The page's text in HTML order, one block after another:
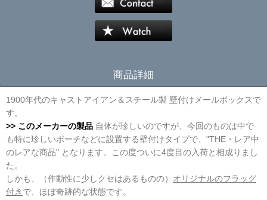
商品詳細
1900年代のキャストアイアン＆スチール製 壁付けメールボックスで
す。
>> このメーカーの製品 自体が珍しいのですが、今回のものは中で
も特に珍しいポーチなどに設置する壁付けタイプで、"THE・レア中
のレアな商品" となります。この度ついに4度目の入荷と相成りまし
た。
しかも、（作動性に少しクセはあるものの） オリジナルのフラッグ
付き で、ほぼ奇跡的な状態です。